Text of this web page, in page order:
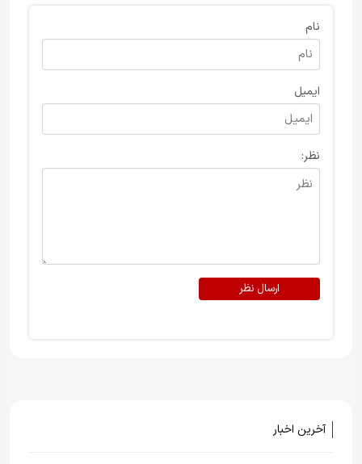
نام
ایمیل
نظر:
ارسال نظر
آخرین اخبار